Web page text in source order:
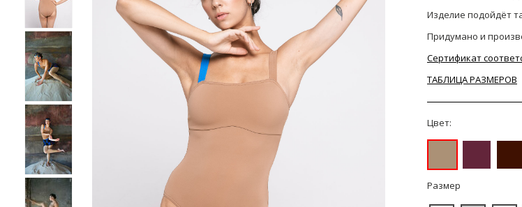
Изделие подойдёт
Придумано и
Сертификат
ТАБЛИЦА РАЗМЕРОВ
Цвет:
Размер